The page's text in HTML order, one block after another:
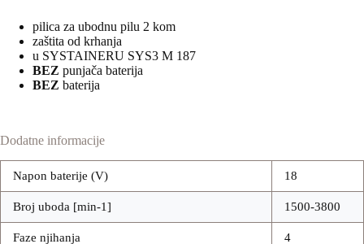
pilica za ubodnu pilu 2 kom
zaštita od krhanja
u SYSTAINERU SYS3 M 187
BEZ punjača baterija
BEZ baterija
Dodatne informacije
Napon baterije (V) 18
Broj uboda [min-1] 1500-3800
Faze njihanja 4